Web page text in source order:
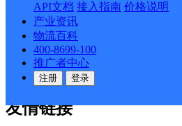
API文档 接入指南 价格说明
产业资讯
物流百科
400-8699-100
推广者中心
注册 登录
关于我们
公司介绍 企业动态
合作伙伴 快递鸟接口服务协议
户隐私政策
友情链接